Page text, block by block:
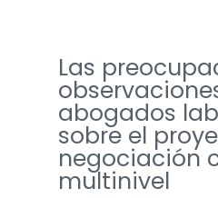
Las
abogados
sobre el
negociación
multinivel